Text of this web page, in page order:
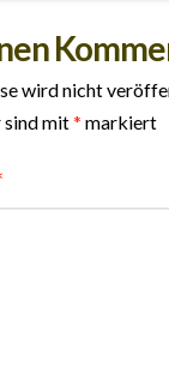
wird nicht
sind mit* markiert